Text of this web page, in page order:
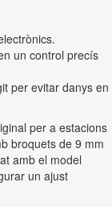
un control precís
per evitar danys en
per a estacions
broquets de 9 mm
amb el model
un ajust